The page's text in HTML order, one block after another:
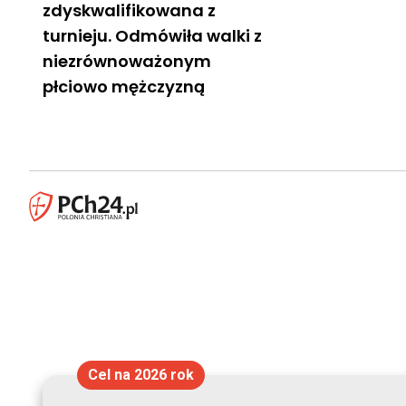
zdyskwalifikowana z
turnieju. Odmówiła walki z
niezrównoważonym
płciowo mężczyzną
Cel na 2026 rok